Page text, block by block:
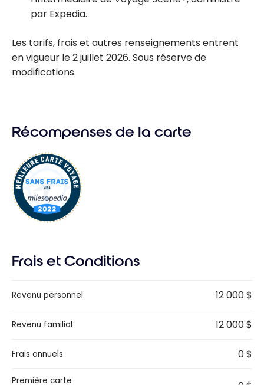
par Expedia.
Les tarifs, frais et autres renseignements entrent
en vigueur le 2 juillet 2026. Sous réserve de
modifications.
Récompenses de la carte
Frais et Conditions
Revenu personnel 12 000 $
Revenu familial 12 000 $
Frais annuels 0 $
Première carte